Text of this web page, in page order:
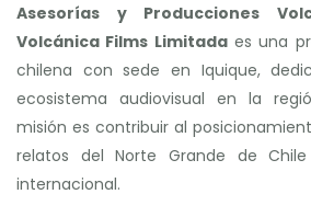
Gestion Cultural
Asesorías y Producciones
Volcánica Films Limitadaes una
chilena con sede en Iquique,
ecosistema audiovisual en la
misión es contribuir al
relatos del Norte Grande de
internacional.